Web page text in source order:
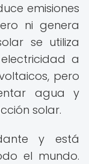
emisiones
ni genera
se utiliza
a
pero
agua y
solar.
y está
el mundo.